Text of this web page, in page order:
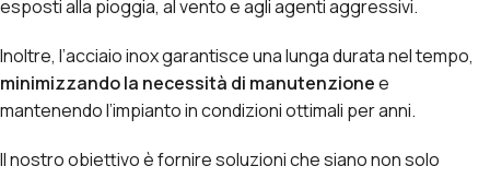
esposti alla pioggia, al vento e agli agenti aggressivi.
Inoltre, l’acciaio inox garantisce una lunga durata nel tempo,
minimizzando la necessità di manutenzionee
mantenendo l’impianto in condizioni ottimali per anni.
Il nostro obiettivo è fornire soluzioni che siano non solo